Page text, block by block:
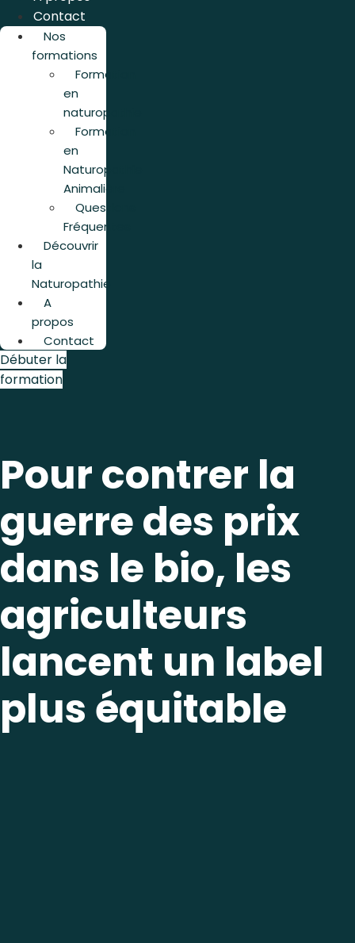
Contact
Nos
formations
Formation
en
naturopathie
Formation
en
Naturopathie
Animalière
Questions
Fréquentes
Découvrir
la
Naturopathie
A
propos
Contact
Débuter la
formation
Pour contrer la
guerre des prix
dans le bio, les
agriculteurs
lancent un label
plus équitable